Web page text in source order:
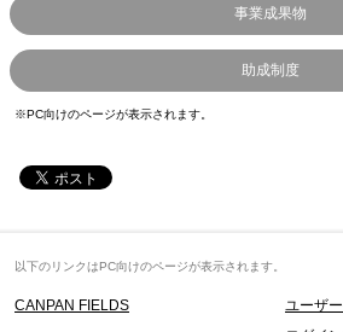
事業成果物
助成制度
※PC向けのページが表示されます。
以下のリンクはPC向けのページが表示されます。
CANPAN FIELDS
ユーザ